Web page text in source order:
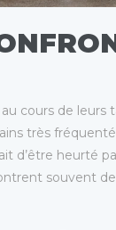
cours de
très
d’être heurté
souvent